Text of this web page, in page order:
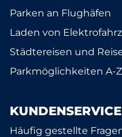
Parken an Flughäfen
Laden von
Städtereisen und
Parkmöglichkeiten A-Z
KUNDENSERVICE
Häufig gestellte